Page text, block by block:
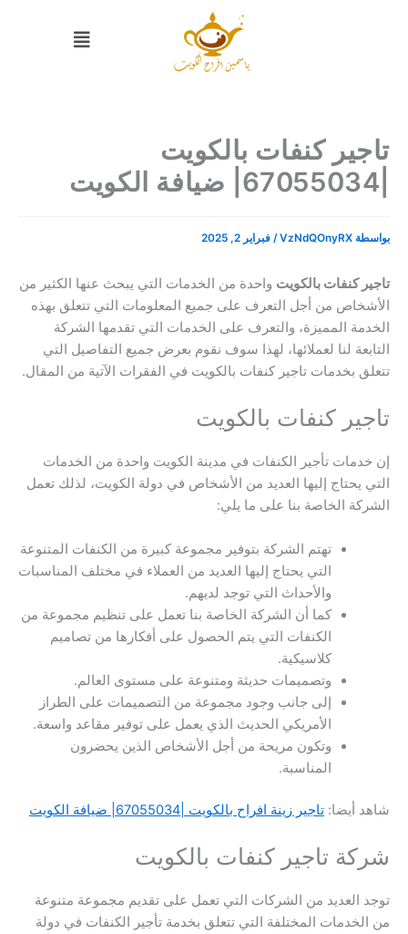
القائمة
تاجير كنفات بالكويت
بواسطة VzNdQOnyRX
/ فبراير 2, 2025
تاجير كنفات بالكويت واحدة من الخدمات التي يبحث عنها الكثير من
الأشخاص من أجل التعرف على جميع المعلومات التي تتعلق بهذه
الخدمة المميزة، والتعرف على الخدمات التي تقدمها الشركة
التابعة لنا لعملائها، لهذا سوف نقوم بعرض جميع التفاصيل التي
تتعلق بخدمات تاجير كنفات بالكويت في الفقرات الآتية من المقال.
تاجير كنفات بالكويت
إن خدمات تأجير الكنفات في مدينة الكويت واحدة من الخدمات
التي يحتاج إليها العديد من الأشخاص في دولة الكويت، لذلك تعمل
الشركة الخاصة بنا على ما يلي:
تهتم الشركة بتوفير مجموعة كبيرة من الكنفات المتنوعة
التي يحتاج إليها العديد من العملاء في مختلف المناسبات
والأحداث التي توجد لديهم.
كما أن الشركة الخاصة بنا تعمل على تنظيم مجموعة من
الكنفات التي يتم الحصول على أفكارها من تصاميم
كلاسيكية.
وتصميمات حديثة ومتنوعة على مستوى العالم.
إلى جانب وجود مجموعة من التصميمات على الطراز
الأمريكي الحديث الذي يعمل على توفير مقاعد واسعة.
وتكون مريحة من أجل الأشخاص الذين يحضرون
المناسبة.
شاهد أيضا: تاجير زينة افراح بالكويت |67055034| ضيافة الكويت
شركة تاجير كنفات بالكويت
توجد العديد من الشركات التي تعمل على تقديم مجموعة متنوعة
من الخدمات المختلفة التي تتعلق بخدمة تأجير الكنفات في دولة